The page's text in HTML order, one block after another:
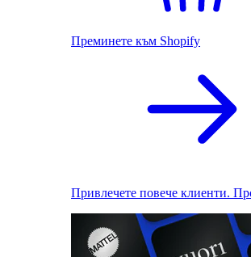
Преминете към Shopify
Привлечете повече клиенти.